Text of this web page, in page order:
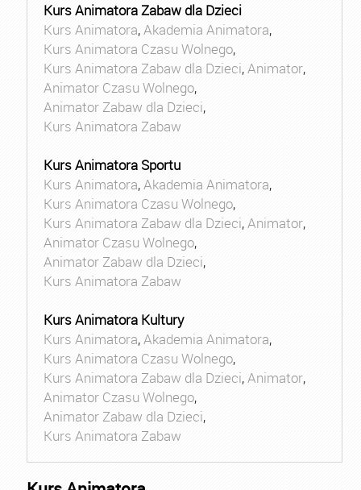
Kurs Animatora Zabaw dla Dzieci
Kurs Animatora,Akademia Animatora,
Kurs Animatora Czasu Wolnego,
Kurs Animatora Zabaw dla Dzieci,Animator,
Animator Czasu Wolnego,
Animator Zabaw dla Dzieci,
Kurs Animatora Zabaw
Kurs Animatora Sportu
Kurs Animatora,Akademia Animatora,
Kurs Animatora Czasu Wolnego,
Kurs Animatora Zabaw dla Dzieci,Animator,
Animator Czasu Wolnego,
Animator Zabaw dla Dzieci,
Kurs Animatora Zabaw
Kurs Animatora Kultury
Kurs Animatora,Akademia Animatora,
Kurs Animatora Czasu Wolnego,
Kurs Animatora Zabaw dla Dzieci,Animator,
Animator Czasu Wolnego,
Animator Zabaw dla Dzieci,
Kurs Animatora Zabaw